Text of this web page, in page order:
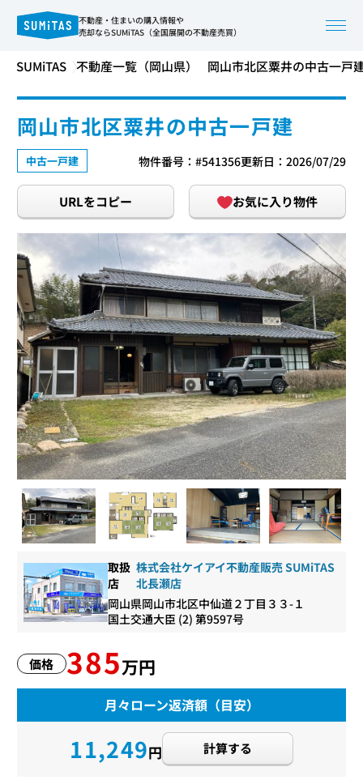
不動産・住まいの購入情報や
売却ならSUMiTAS（全国展開の不動産売買）
SUMiTAS 不動産一覧（岡山県） 岡山市北区粟井の中古一戸
岡山市北区粟井の中古一戸建
中古一戸建 物件番号：#541356更新日：2026/07/29
URLをコピー お気に入り物件
取扱
店
株式会社ケイアイ不動産販売 SUMiTAS
北長瀬店
岡山県岡山市北区中仙道２丁目３３-１
国土交通大臣 (2) 第9597号
価格 385万円
月々ローン返済額（目安）
11,249円 計算する